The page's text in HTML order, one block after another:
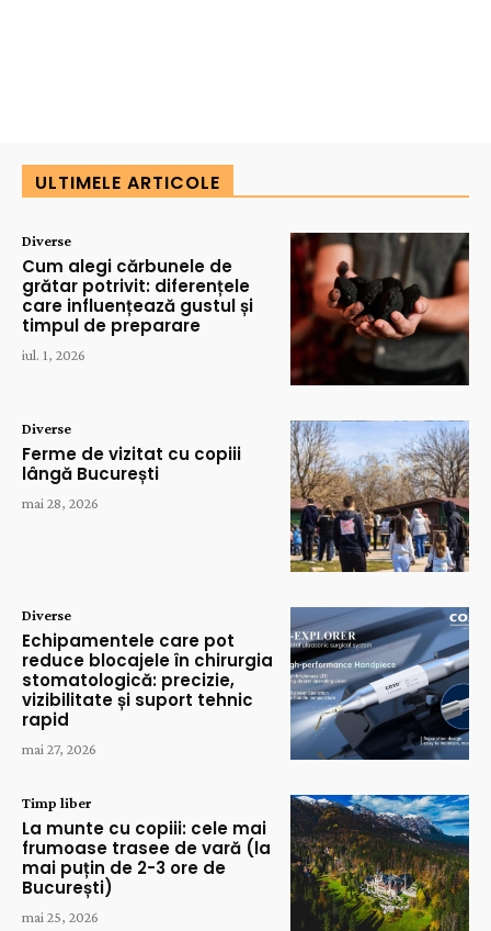
ULTIMELE ARTICOLE
Diverse
Cum alegi cărbunele de
grătar potrivit: diferențele
care influențează gustul și
timpul de preparare
iul. 1, 2026
Diverse
Ferme de vizitat cu copiii
lângă București
mai 28, 2026
Diverse
Echipamentele care pot
reduce blocajele în chirurgia
stomatologică: precizie,
vizibilitate și suport tehnic
rapid
mai 27, 2026
Timp liber
La munte cu copiii: cele mai
frumoase trasee de vară (la
mai puțin de 2-3 ore de
București)
mai 25, 2026